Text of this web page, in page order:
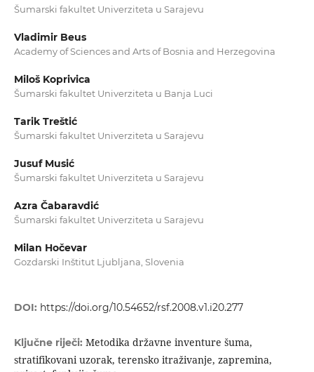
Šumarski fakultet Univerziteta u Sarajevu
Vladimir Beus
Academy of Sciences and Arts of Bosnia and Herzegovina
Miloš Koprivica
Šumarski fakultet Univerziteta u Banja Luci
Tarik Treštić
Šumarski fakultet Univerziteta u Sarajevu
Jusuf Musić
Šumarski fakultet Univerziteta u Sarajevu
Azra Čabaravdić
Šumarski fakultet Univerziteta u Sarajevu
Milan Hočevar
Gozdarski Inštitut Ljubljana, Slovenia
DOI: https://doi.org/10.54652/rsf.2008.v1.i20.277
Ključne riječi: Metodika državne inventure šuma,
stratifikovani uzorak, terensko itraživanje, zapremina,